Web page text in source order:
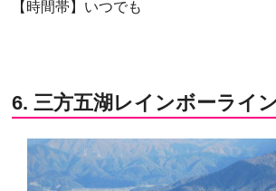
【時間帯】いつでも
6. 三方五湖レインボーライン